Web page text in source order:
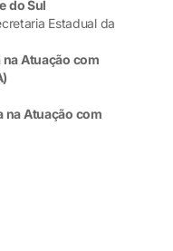
do Sul
Estadual da
Atuação com
na Atuação com